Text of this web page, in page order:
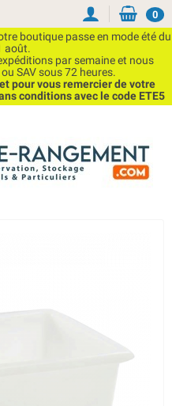
boutique passe en mode été du
août.
par semaine et nous
SAV sous 72 heures.
pour vous remercier de votre
conditions avec le code ETE5
0